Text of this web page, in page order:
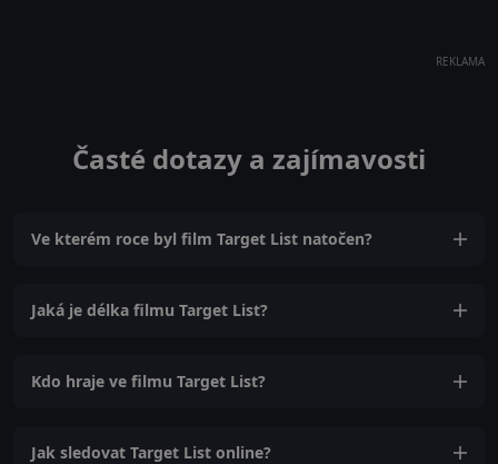
REKLAMA
Časté dotazy a zajímavosti
Ve kterém roce byl film Target List natočen?
Jaká je délka filmu Target List?
Kdo hraje ve filmu Target List?
Jak sledovat Target List online?